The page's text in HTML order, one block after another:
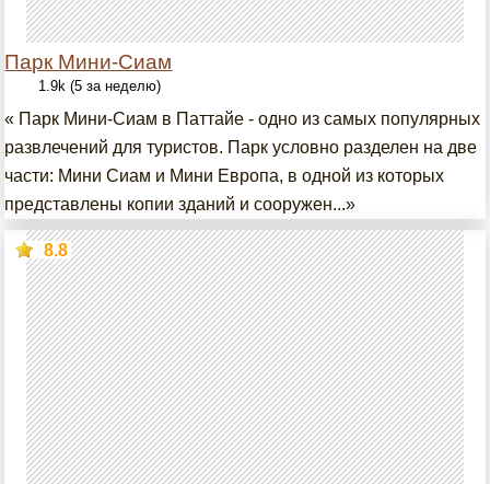
Парк Мини-Сиам
1.9k (5 за неделю)
« Парк Мини-Сиам в Паттайе - одно из самых популярных
развлечений для туристов. Парк условно разделен на две
части: Мини Сиам и Мини Европа, в одной из которых
представлены копии зданий и сооружен...»
8.8